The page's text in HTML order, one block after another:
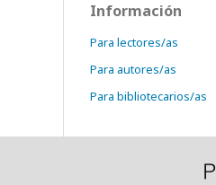
Información
Para lectores/as
Para autores/as
Para bibliotecarios/as